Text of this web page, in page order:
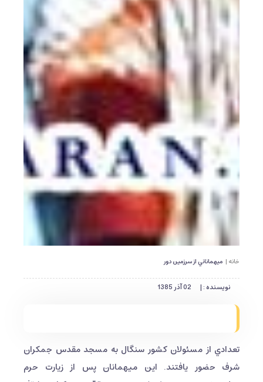
خانه | ميهماناني از سرزمين دور
نویسنده : | 02 آذر 1385
تعدادي از مسئولان كشور سنگال به مسجد مقدس جمكران
شرف حضور يافتند. اين ميهمانان پس از زيارت حرم